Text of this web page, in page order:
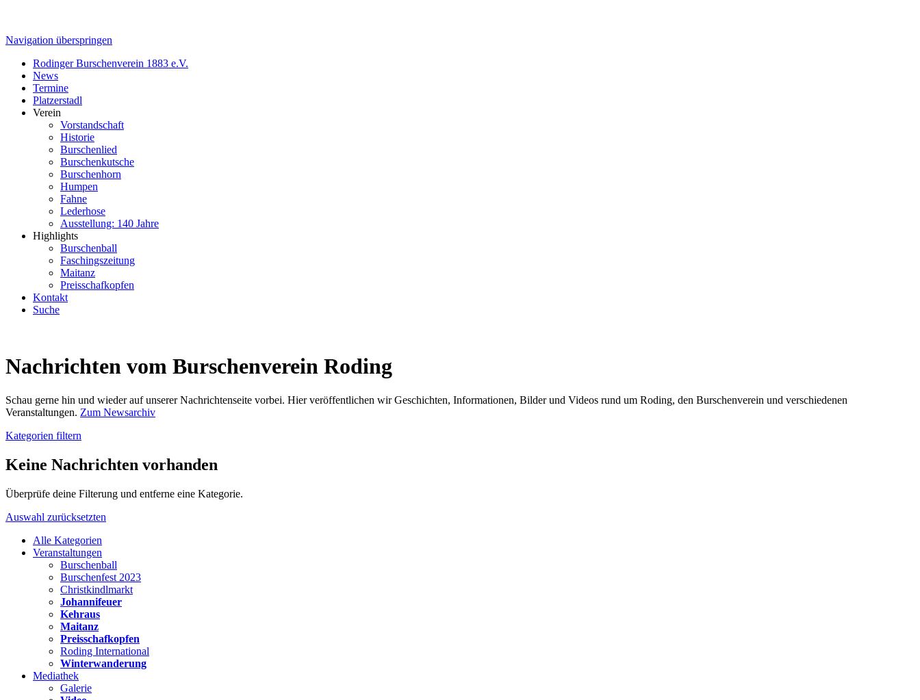
Navigation überspringen
Rodinger Burschenverein 1883 e.V.
News
Termine
Platzerstadl
Verein
Vorstandschaft
Historie
Burschenlied
Burschenkutsche
Burschenhorn
Humpen
Fahne
Lederhose
Ausstellung: 140 Jahre
Highlights
Burschenball
Faschingszeitung
Maitanz
Preisschafkopfen
Kontakt
Suche
Nachrichten vom Burschenverein Roding
Schau gerne hin und wieder auf unserer Nachrichtenseite vorbei. Hier veröffentlichen wir Geschichten, Informationen, Bilder und Videos rund um Roding, den Burschenverein und verschiedenen
Veranstaltungen. Zum Newsarchiv
Kategorien filtern
Keine Nachrichten vorhanden
Überprüfe deine Filterung und entferne eine Kategorie.
Auswahl zurücksetzten
Alle Kategorien
Veranstaltungen
Burschenball
Burschenfest 2023
Christkindlmarkt
Johannifeuer
Kehraus
Maitanz
Preisschafkopfen
Roding International
Winterwanderung
Mediathek
Galerie